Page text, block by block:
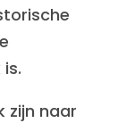
zijn naar